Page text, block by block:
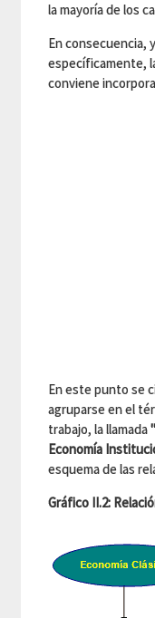
la mayoría de los
En consecuencia,
específicamente,
conviene
En este punto se
agruparse en el
trabajo, la llamada
Economía
esquema de las
Gráfico II.2: